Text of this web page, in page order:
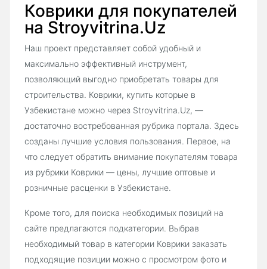
Коврики для покупателей
на Stroyvitrina.Uz
Наш проект представляет собой удобный и
максимально эффективный инструмент,
позволяющий выгодно приобретать товары для
строительства. Коврики, купить которые в
Узбекистане можно через Stroyvitrina.Uz, —
достаточно востребованная рубрика портала. Здесь
созданы лучшие условия пользования. Первое, на
что следует обратить внимание покупателям товара
из рубрики Коврики — цены, лучшие оптовые и
розничные расценки в Узбекистане.
Кроме того, для поиска необходимых позиций на
сайте предлагаются подкатегории. Выбрав
необходимый товар в категории Коврики заказать
подходящие позиции можно с просмотром фото и